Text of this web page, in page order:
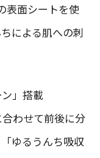
表面シートを使
による肌への刺
」搭載
わせて前後に分
ゆるうんち吸収